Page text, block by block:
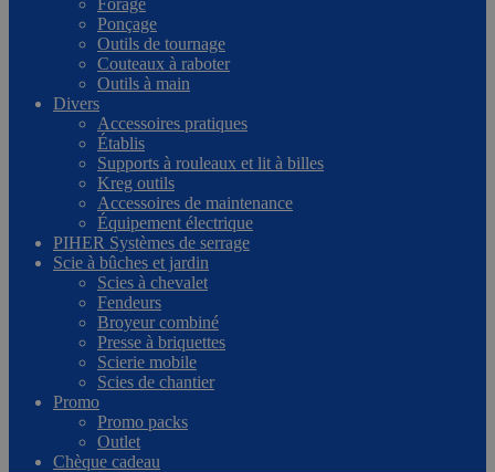
Ponçage
Outils de tournage
Couteaux à raboter
Outils à main
Divers
Accessoires pratiques
Établis
Supports à rouleaux et lit à billes
Kreg outils
Accessoires de maintenance
Équipement électrique
PIHER Systèmes de serrage
Scie à bûches et jardin
Scies à chevalet
Fendeurs
Broyeur combiné
Presse à briquettes
Scierie mobile
Scies de chantier
Promo
Promo packs
Outlet
Chèque cadeau